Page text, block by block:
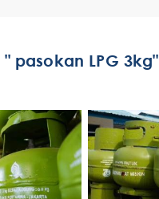
" pasokan LPG 3kg"